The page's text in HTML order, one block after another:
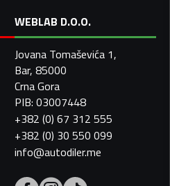
WEBLAB D.O.O.
Jovana Tomaševića 1,
Bar, 85000
Crna Gora
PIB: 03007448
+382 (0) 67 312 555
+382 (0) 30 550 099
info@autodiler.me